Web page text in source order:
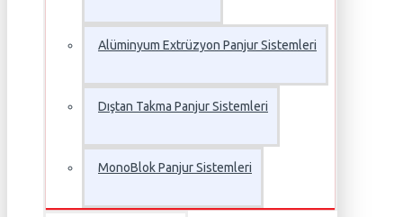
Alüminyum Extrüzyon Panjur Sistemleri
Dıştan Takma Panjur Sistemleri
MonoBlok Panjur Sistemleri